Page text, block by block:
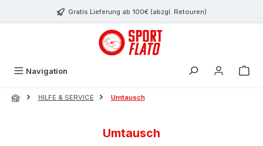
Zum Hauptinhalt springenGratis Lieferung ab 100€ (abzgl. Retouren)
Navigation
HILFE & SERVICE Umtausch
Umtausch